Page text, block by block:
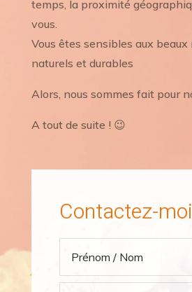
temps, la proximité
vous.
Vous êtes sensibles aux
naturels et durables
Alors, nous sommes fait pour
A tout de suite ! 😉
Contactez-